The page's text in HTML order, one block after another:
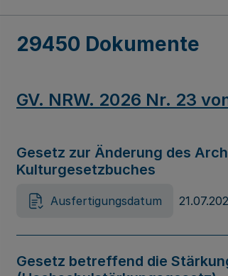
29450 Dokumente
GV. NRW. 2026 Nr. 23
Gesetz zur Änderung des
Kulturgesetzbuches
Ausfertigungsdatum
Gesetz betreffend die